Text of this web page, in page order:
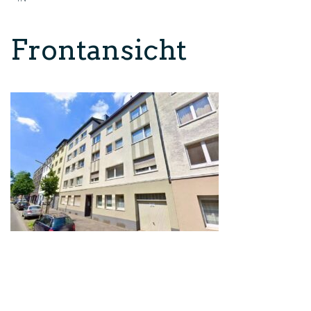
Frontansicht